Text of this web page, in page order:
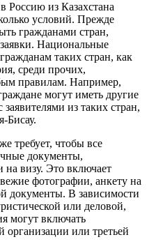
Россию из Казахстана
условий. Прежде
гражданами стран,
Национальные
таких стран, как
среди прочих,
правилам. Например,
могут иметь другие
из таких стран,
Бисау.
требует, чтобы все
документы,
визу. Это включает
фотографии, анкету на
документы. В зависимости
или деловой,
могут включать
организации или третьей